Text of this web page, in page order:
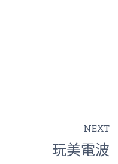
NEXT
玩美電波